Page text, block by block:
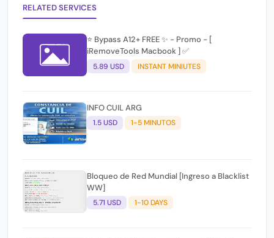
RELATED SERVICES
⭐️ Bypass A12+ FREE ✨ - Promo - [
iRemoveTools Macbook ] ✅
5.89 USD INSTANT MINIUTES
INFO CUIL ARG
1.5 USD 1-5 MINUTOS
Bloqueo de Red Mundial [Ingreso a Blacklist
WW]
5.71 USD 1-10 DAYS